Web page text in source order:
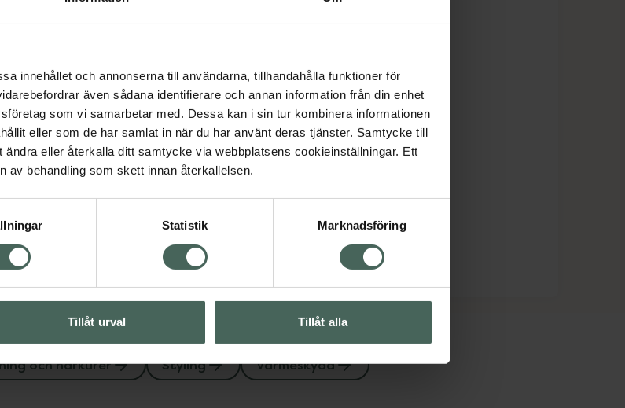
innehållet och annonserna till användarna, tillhandahålla funktioner för
även sådana identifierare och annan information från din enhet
som vi samarbetar med. Dessa kan i sin tur kombinera informationen
eller som de har samlat in när du har använt deras tjänster. Samtycke till
eller återkalla ditt samtycke via webbplatsens cookieinställningar. Ett
av behandling som skett innan återkallelsen.
Statistik Marknadsföring
Tillåt urval Tillåt alla
Visa
Visa
och hårkurer Styling Värmeskydd